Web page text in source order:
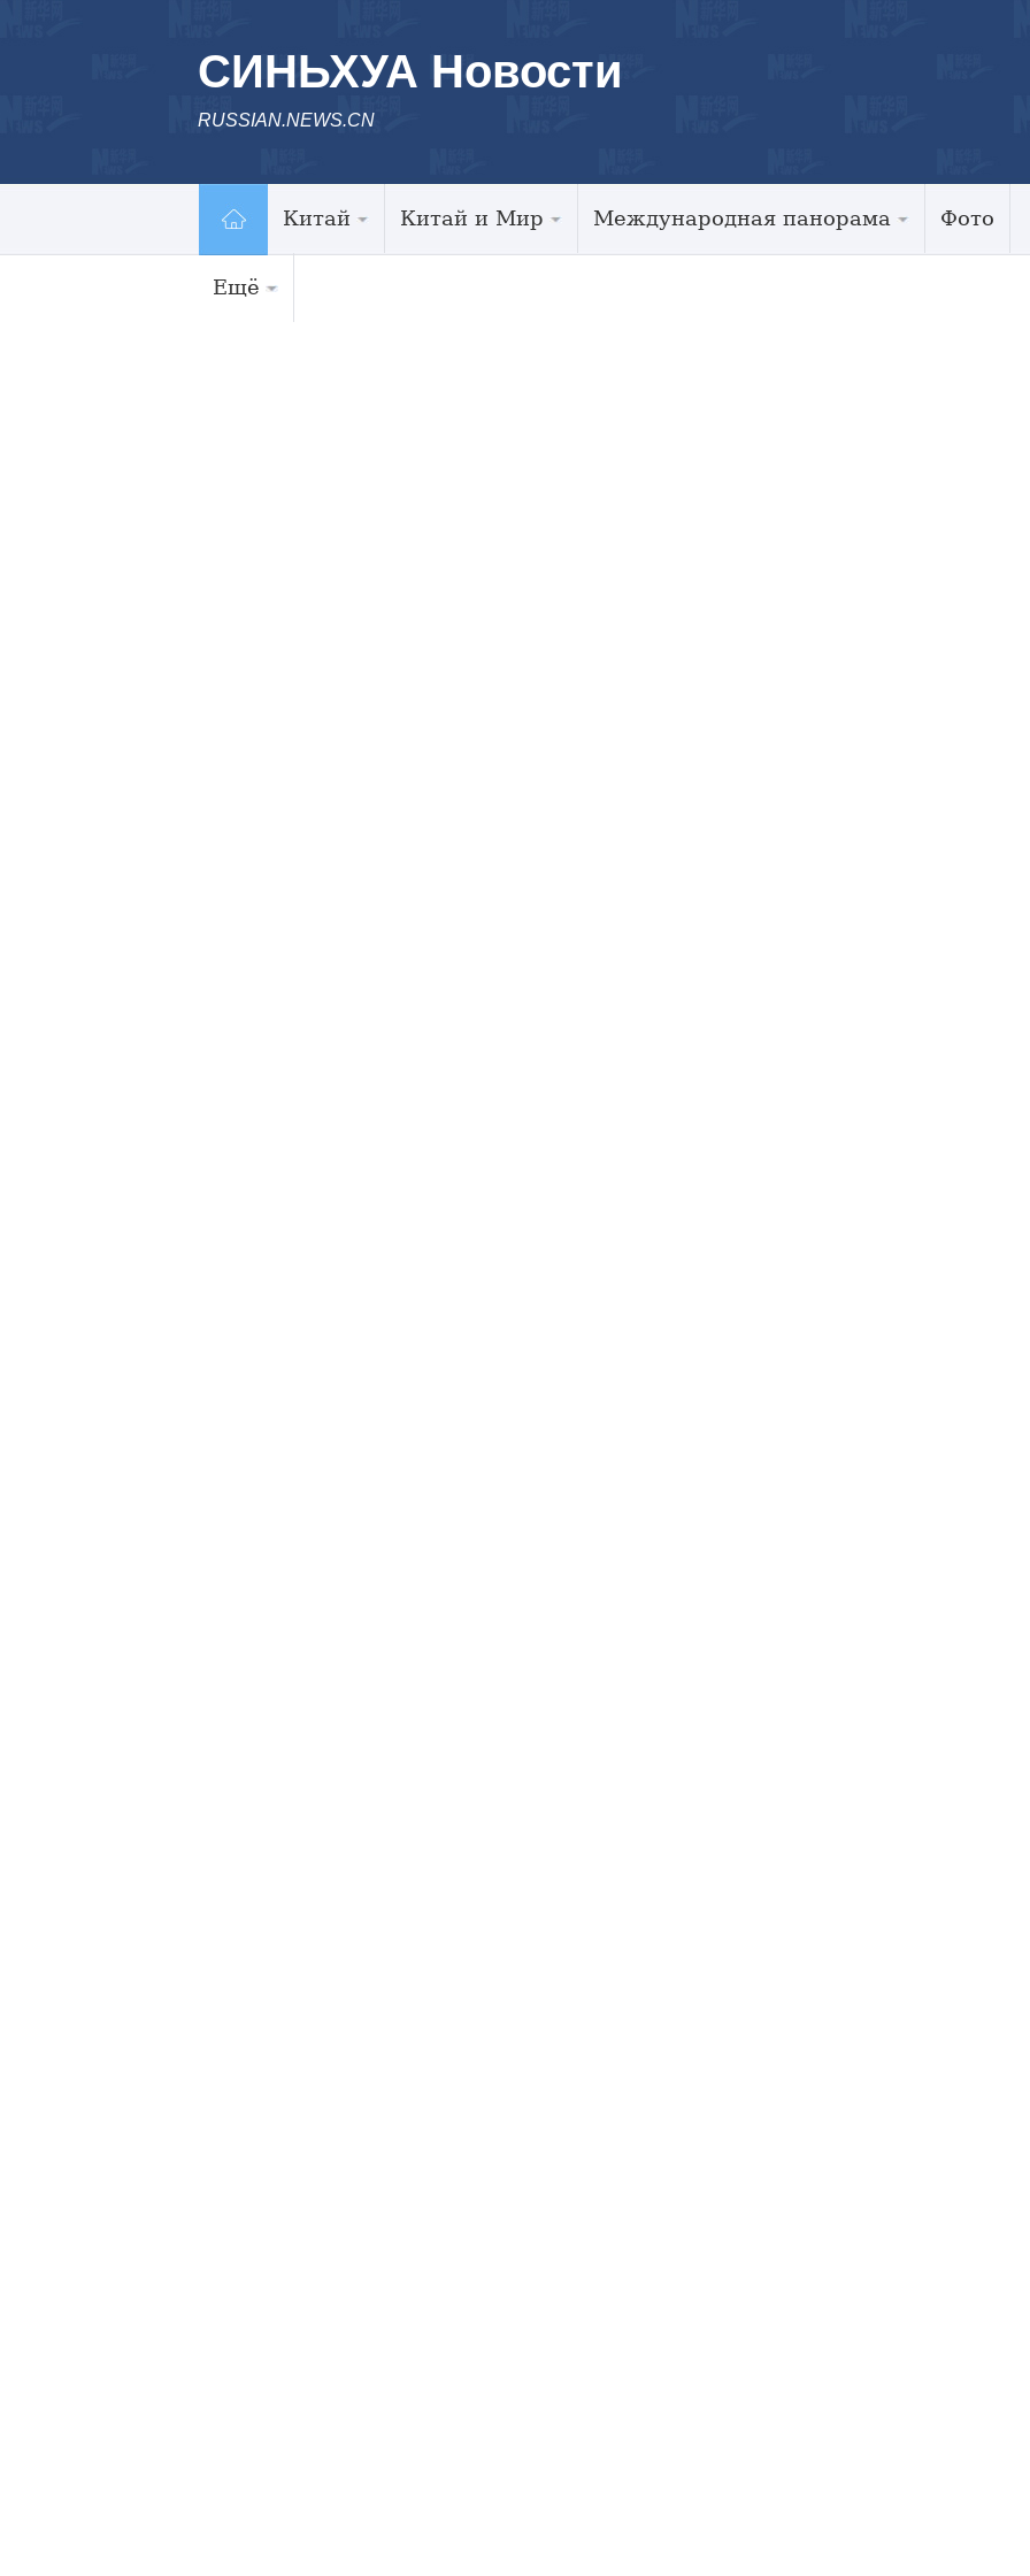
СИНЬХУА Новости
RUSSIAN.NEWS.CN
Китай Китай и Мир Международная панорама Фото
Ещё